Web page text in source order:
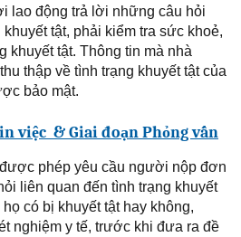
lao động trả lời những câu hỏi
khuyết tật, phải kiểm tra sức khoẻ,
khuyết tật. Thông tin mà nhà
thập về tình trạng khuyết tật của
bảo mật.
việc & Giai đoạn Phỏng vấn
phép yêu cầu người nộp đơn
liên quan đến tình trạng khuyết
có bị khuyết tật hay không,
nghiệm y tế, trước khi đưa ra đề